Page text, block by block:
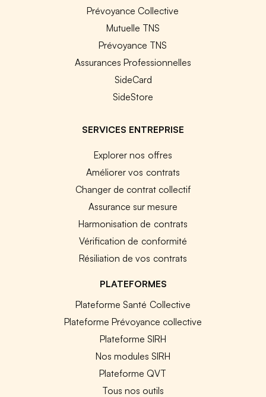
Prévoyance Collective
Mutuelle TNS
Prévoyance TNS
Assurances Professionnelles
SideCard
SideStore
SERVICES ENTREPRISE
Explorer nos offres
Améliorer vos contrats
Changer de contrat collectif
Assurance sur mesure
Harmonisation de contrats
Vérification de conformité
Résiliation de vos contrats
PLATEFORMES
Plateforme Santé Collective
Plateforme Prévoyance collective
Plateforme SIRH
Nos modules SIRH
Plateforme QVT
Tous nos outils